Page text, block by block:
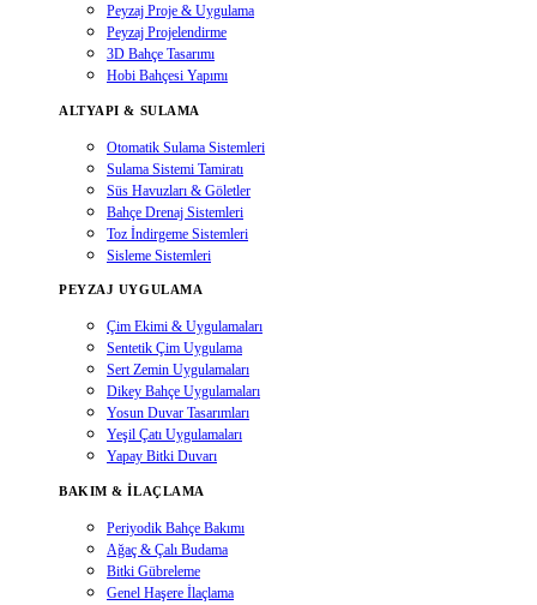
Peyzaj Proje & Uygulama
Peyzaj Projelendirme
3D Bahçe Tasarımı
Hobi Bahçesi Yapımı
ALTYAPI & SULAMA
Otomatik Sulama Sistemleri
Sulama Sistemi Tamiratı
Süs Havuzları & Göletler
Bahçe Drenaj Sistemleri
Toz İndirgeme Sistemleri
Sisleme Sistemleri
PEYZAJ UYGULAMA
Çim Ekimi & Uygulamaları
Sentetik Çim Uygulama
Sert Zemin Uygulamaları
Dikey Bahçe Uygulamaları
Yosun Duvar Tasarımları
Yeşil Çatı Uygulamaları
Yapay Bitki Duvarı
BAKIM & İLAÇLAMA
Periyodik Bahçe Bakımı
Ağaç & Çalı Budama
Bitki Gübreleme
Genel Haşere İlaçlama